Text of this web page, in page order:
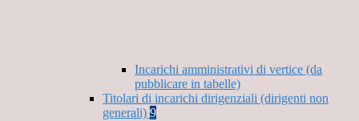
Incarichi amministrativi di vertice (da
pubblicare in tabelle)
Titolari di incarichi dirigenziali (dirigenti non
generali) 9